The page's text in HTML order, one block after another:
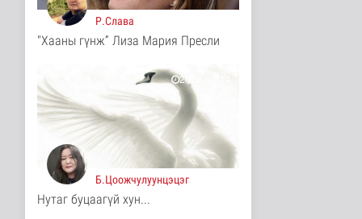
Нийгэм
16 цаг 58 минутын өмнө
Төлөөлөгчдийн Хурлын
Ээлжит ..
Нийгэм
16 цаг 4 минутын өмнө
Үерийн аюулаас
сэрэмжтэй байхыг
анхааруулж байна
Байгаль орчин
16 цаг 19 минутын өмнө
Р.Слава
"Хааны гүнж” Лиза Мария Пресли
2026-05-14
Б.Цоожчулуунцэцэг
Нутаг буцаагүй хун...